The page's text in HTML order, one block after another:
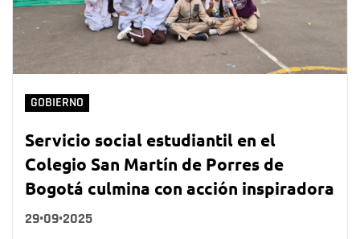
GOBIERNO
Servicio social estudiantil en el
Colegio San Martín de Porres de
Bogotá culmina con acción inspiradora
29•09•2025